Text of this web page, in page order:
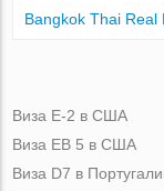
Bangkok Thai Real
Виза Е-2 в США
Виза ЕВ 5 в США
Виза D7 в